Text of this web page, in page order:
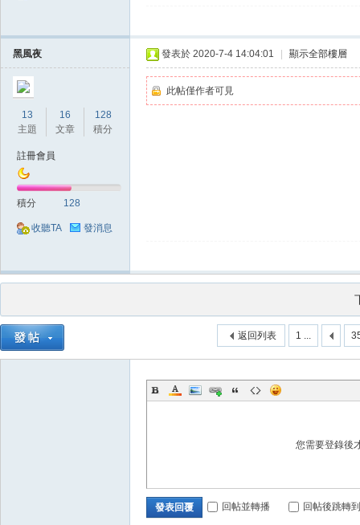
黑風夜
13
主題
16
文章
128
積分
註冊會員
積分 128
收聽TA 發消息
發表於 2020-7-4 14:04:01 顯示全部樓層
此帖僅作者可見
1 ...
返回列表
您需要登錄後
發表回覆 回帖並轉播 回帖後跳轉